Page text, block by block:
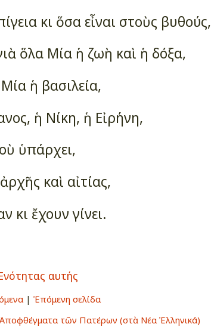
κι ὅσα εἶναι στοὺς βυθούς,
ὅλα Μία ἡ ζωὴ καὶ ἡ δόξα,
ἡ βασιλεία,
ἡ Νίκη, ἡ Εἰρήνη,
ὑπάρχει,
καὶ αἰτίας,
κι ἔχουν γίνει.
αυτής
| Ἑπόμενη σελίδα
τῶν Πατέρων (στὰ Νέα Ἑλληνικά)